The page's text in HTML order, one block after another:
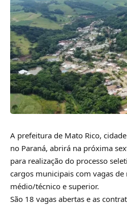
A prefeitura de Mato Rico,
no Paraná, abrirá na próxima
para realização do processo
cargos municipais com vagas
médio/técnico e superior.
São 18 vagas abertas e as